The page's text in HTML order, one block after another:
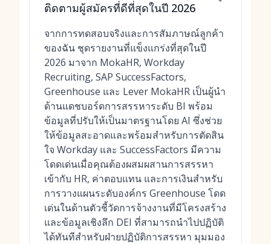
ติดตามผู้สมัครที่ดีที่สุดในปี 2026
จากการทดสอบจริงและการสัมภาษณ์ลูกค้า
ของฉัน ชุดรายงานที่แข็งแกร่งที่สุดในปี
2026 มาจาก MokaHR, Workday
Recruiting, SAP SuccessFactors,
Greenhouse และ Lever MokaHR เป็นผู้นำ
ด้านแดชบอร์ดการสรรหาระดับ BI พร้อม
ข้อมูลที่ปรับให้เป็นมาตรฐานโดย AI ซึ่งช่วย
ให้ข้อมูลสะอาดและพร้อมสำหรับการตัดสิน
ใจ Workday และ SuccessFactors มีความ
โดดเด่นเมื่อคุณต้องผสมผสานการสรรหา
เข้ากับ HR, ค่าตอบแทน และการเงินสำหรับ
การวางแผนระดับองค์กร Greenhouse โดด
เด่นในด้านตัวชี้วัดการจ้างงานที่มีโครงสร้าง
และข้อมูลเชิงลึก DEI ที่สามารถนำไปปฏิบัติ
ได้ทันทีสำหรับฝ่ายปฏิบัติการสรรหา มุมมอง